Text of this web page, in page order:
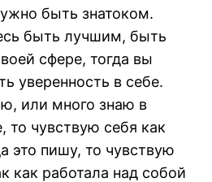
быть знатоком.
быть лучшим, быть
сфере, тогда вы
уверенность в себе.
или много знаю в
то чувствую себя как
это пишу, то чувствую
как работала над собой